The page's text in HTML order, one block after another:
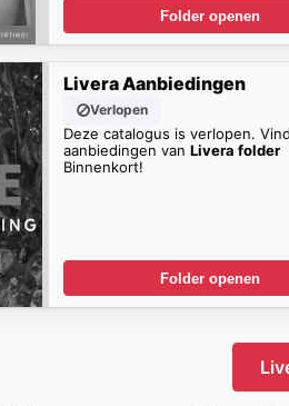
Folder openen
Livera Aanbiedingen
Verlopen
Deze catalogus is verlopen.
aanbiedingen van Livera folder
Binnenkort!
Folder openen